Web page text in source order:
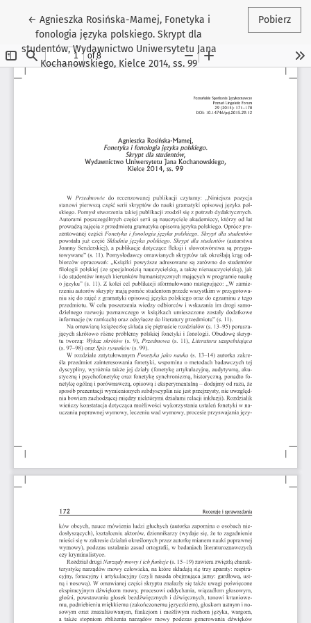
← Wróć do szczegółów artykułu
Agnieszka Rosińska-Mamej, Fonetyka i
fonologia języka polskiego. Skrypt dla
studentów, Wydawnictwo Uniwersytetu Jana
Kochanowskiego, Kielce 2014, ss. 99
Pobierz